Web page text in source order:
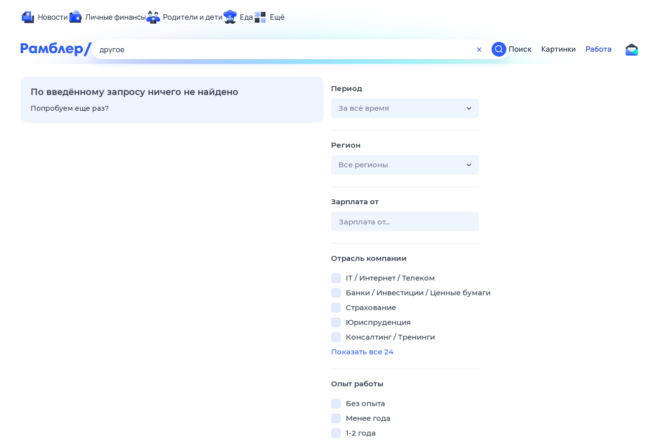
Новости Личные финансы Родители и дети Еда Ещё
Развлечения и отдых
Спорт
Поиск
ТВ-программа
Поиск Картинки Работа
По введённому запросу ничего не найдено
Попробуем еще раз?
Период
За всё время
Регион
Все регионы
Зарплата от
Отрасль компании
IT / Интернет / Телеком
Банки / Инвестиции / Ценные бумаги
Страхование
Юриспруденция
Консалтинг / Тренинги
Показать все 24
Опыт работы
Без опыта
Менее года
1-2 года